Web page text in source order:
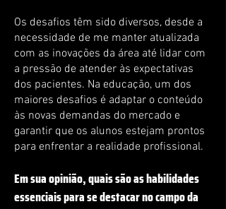
Os desafios têm sido diversos, desde a
necessidade de me manter atualizada
com as inovações da área até lidar com
a pressão de atender às expectativas
dos pacientes. Na educação, um dos
maiores desafios é adaptar o conteúdo
às novas demandas do mercado e
garantir que os alunos estejam prontos
para enfrentar a realidade profissional.
Em sua opinião, quais são as habilidades
essenciais para se destacar no campo da